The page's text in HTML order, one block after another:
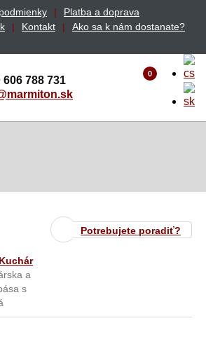
Platba a doprava
Kontakt
Ako sa k nám dostanate?
606 788 731
0
Potrebujete poradiť?
Kuchár
a
s